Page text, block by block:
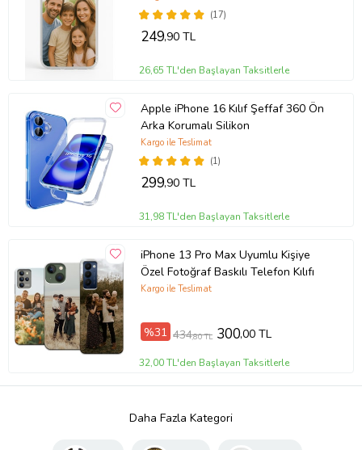
(17)
249,90 TL
26,65 TL'den Başlayan Taksitlerle
Apple iPhone 16 Kılıf Şeffaf 360 Ön
Arka Korumalı Silikon
(1)
Kargo ile Teslimat
299,90 TL
31,98 TL'den Başlayan Taksitlerle
iPhone 13 Pro Max Uyumlu Kişiye
Özel Fotoğraf Baskılı Telefon Kılıfı
Kargo ile Teslimat
%31 434,80 TL 300,00 TL
32,00 TL'den Başlayan Taksitlerle
Daha Fazla Kategori